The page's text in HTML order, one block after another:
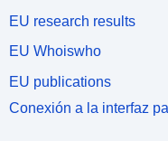
EU research results
EU Whoiswho
EU publications
Conexión a la interfaz